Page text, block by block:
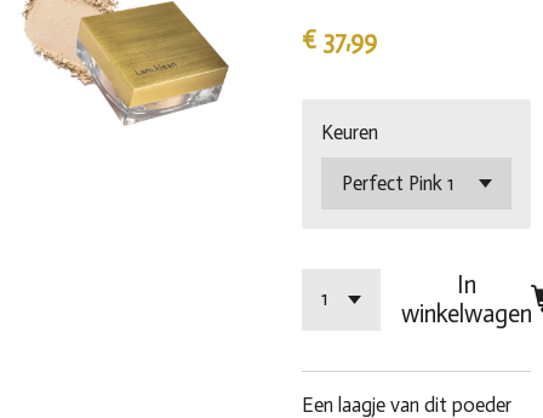
€ 37,99
Keuren
In
winkelwagen
Een laagje van dit poeder